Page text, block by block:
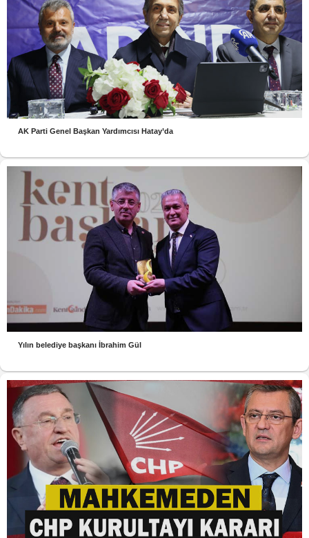
AK Parti Genel Başkan Yardımcısı Hatay’da
Yılın belediye başkanı İbrahim Gül